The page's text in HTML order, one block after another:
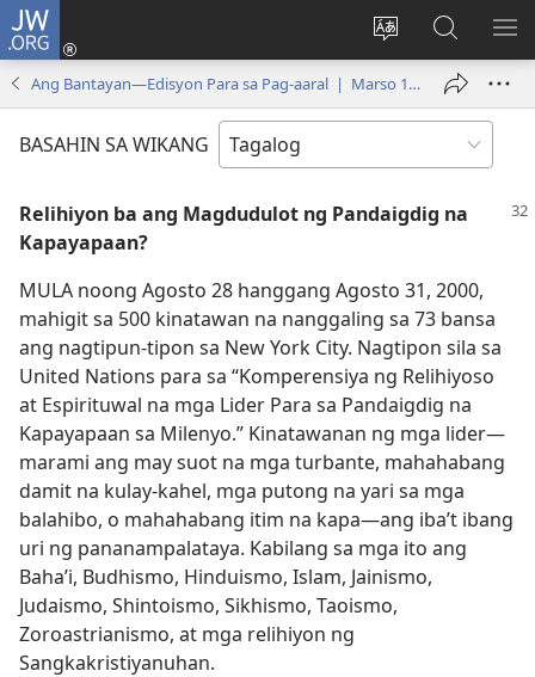
JW.ORG
Baguhin
ang
ng
Mag-
log
bubukas
window)
sa
JW.ORG
Ang Bantayan—Edisyon Para sa Pag-aaral | Marso 15, 2001
BASAHIN SA WIKANG
Relihiyon ba ang Magdudulot ng Pandaigdig na
Kapayapaan?
MULA noong Agosto 28 hanggang Agosto 31, 2000,
mahigit sa 500 kinatawan na nanggaling sa 73 bansa
ang nagtipun-tipon sa New York City. Nagtipon sila sa
United Nations para sa “Komperensiya ng Relihiyoso
at Espirituwal na mga Lider Para sa Pandaigdig na
Kapayapaan sa Milenyo.” Kinatawanan ng mga lider​—
marami ang may suot na mga turbante, mahahabang
damit na kulay-kahel, mga putong na yari sa mga
balahibo, o mahahabang itim na kapa​—ang iba’t ibang
uri ng pananampalataya. Kabilang sa mga ito ang
Baha’i, Budhismo, Hinduismo, Islam, Jainismo,
Judaismo, Shintoismo, Sikhismo, Taoismo,
Zoroastrianismo, at mga relihiyon ng
Sangkakristiyanuhan.